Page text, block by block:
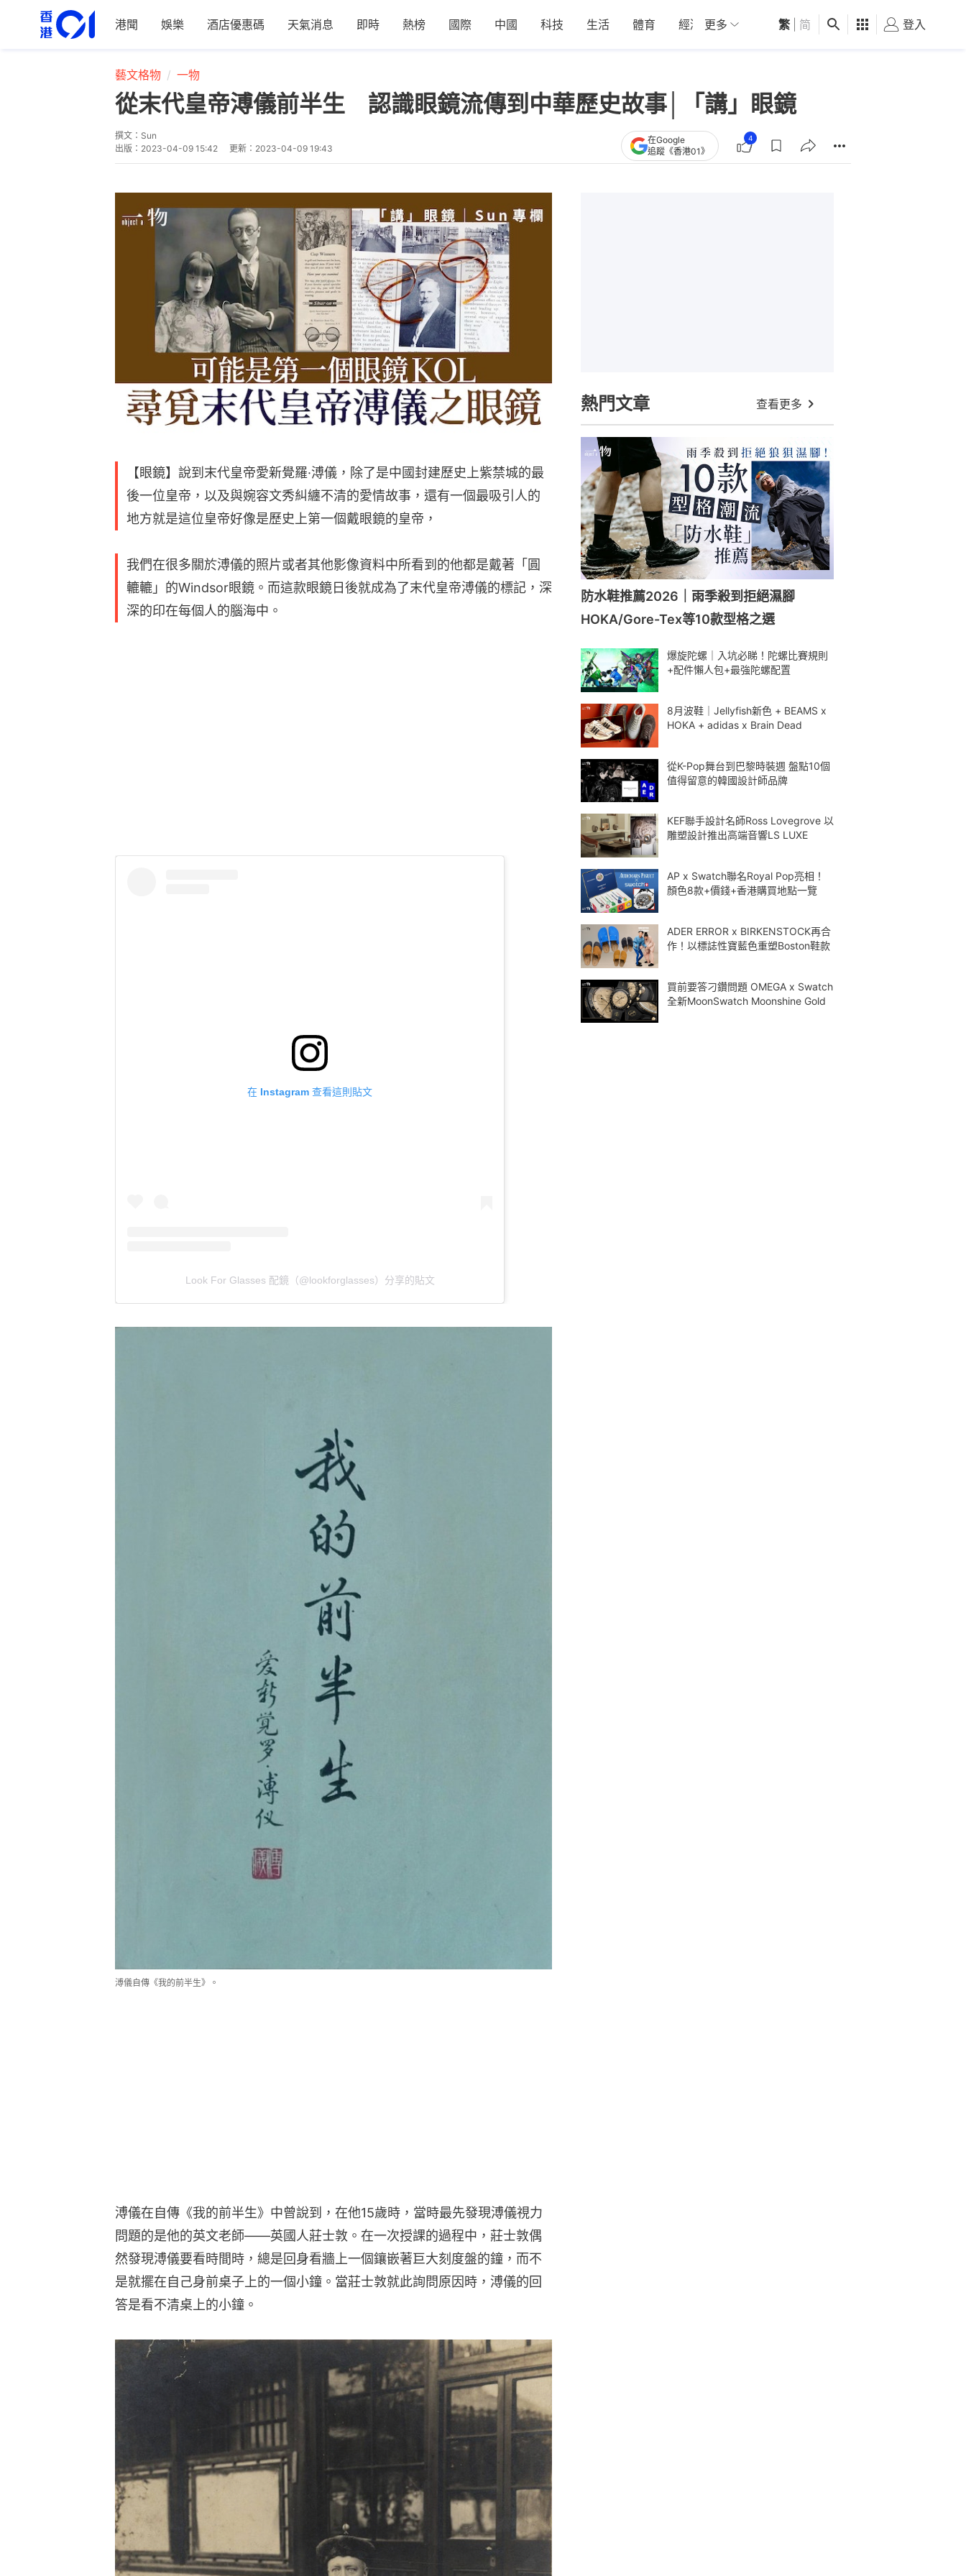
港聞 娛樂 酒店優惠碼 天氣消息 即時 熱榜 國際 中國 科技 生活 體育 經濟 01深圳 觀點 健康 好食玩飛
更多 繁 简 登入
藝文格物 一物
從末代皇帝溥儀前半生 認識眼鏡流傳到中華歷史故事│「講」眼鏡
撰文： Sun
出版： 2023-04-09 15:42 更新： 2023-04-09 19:43
在Google
追蹤《香港01》
4
【眼鏡】說到末代皇帝愛新覺羅·溥儀，除了是中國封建歷史上紫禁城的最
後一位皇帝，以及與婉容文秀糾纏不清的愛情故事，還有一個最吸引人的
地方就是這位皇帝好像是歷史上第一個戴眼鏡的皇帝，
我們在很多關於溥儀的照片或者其他影像資料中所看到的他都是戴著「圓
轆轆」的Windsor眼鏡。而這款眼鏡日後就成為了末代皇帝溥儀的標記，深
深的印在每個人的腦海中。
在 Instagram 查看這則貼文
Look For Glasses 配鏡（@lookforglasses）分享的貼文
溥儀自傳《我的前半生》。
溥儀在自傳《我的前半生》中曾說到，在他15歲時，當時最先發現溥儀視力
問題的是他的英文老師——英國人莊士敦。在一次授課的過程中，莊士敦偶
然發現溥儀要看時間時，總是回身看牆上一個鑲嵌著巨大刻度盤的鐘，而不
是就擺在自己身前桌子上的一個小鐘。當莊士敦就此詢問原因時，溥儀的回
答是看不清桌上的小鐘。
熱門文章 查看更多
防水鞋推薦2026｜雨季殺到拒絕濕腳
HOKA/Gore-Tex等10款型格之選
爆旋陀螺｜入坑必睇！陀螺比賽規則
+配件懶人包+最強陀螺配置
8月波鞋｜Jellyfish新色 + BEAMS x
HOKA + adidas x Brain Dead
從K-Pop舞台到巴黎時裝週 盤點10個
值得留意的韓國設計師品牌
KEF聯手設計名師Ross Lovegrove 以
雕塑設計推出高端音響LS LUXE
AP x Swatch聯名Royal Pop亮相！
顏色8款+價錢+香港購買地點一覽
ADER ERROR x BIRKENSTOCK再合
作！以標誌性寶藍色重塑Boston鞋款
買前要答刁鑽問題 OMEGA x Swatch
全新MoonSwatch Moonshine Gold